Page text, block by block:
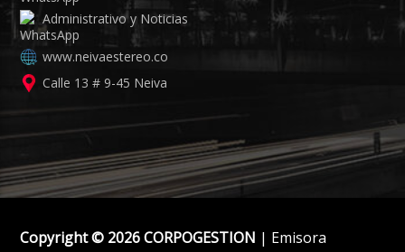
Administrativo y Noticias
www.neivaestereo.co
Calle 13 # 9-45 Neiva
Copyright © 2026 CORPOGESTION | Emisora